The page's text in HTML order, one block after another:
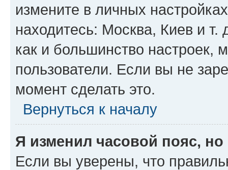
измените в личных
находитесь: Москва, Киев и т.
как и большинство настроек,
пользователи. Если вы не
момент сделать это.
Вернуться к началу
Я изменил часовой пояс,
Если вы уверены, что